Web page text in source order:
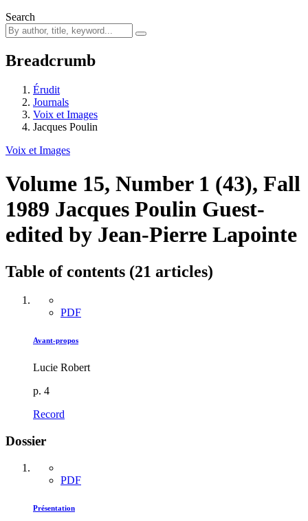
Search
Breadcrumb
Érudit
Journals
Voix et Images
Jacques Poulin
Voix et Images
Volume 15, Number 1 (43), Fall
1989 Jacques Poulin Guest-
edited by Jean-Pierre Lapointe
Table of contents (21 articles)
PDF
Avant-propos
Lucie Robert
p. 4
Record
Dossier
PDF
Présentation